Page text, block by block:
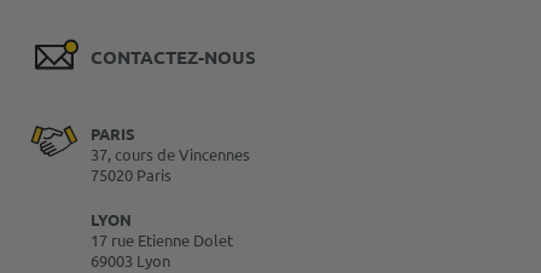
CONTACTEZ-NOUS
PARIS
37, cours de Vincennes
75020 Paris
LYON
17 rue Etienne Dolet
69003 Lyon